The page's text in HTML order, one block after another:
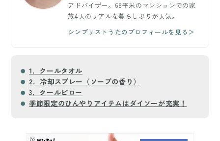
アドバイザー。68平米のマンションでの家
族4人のリアルな暮らしぶりが人気。
シンプリストうたのプロフィールを見る＞
1．クールタオル
2．冷却スプレー（ソープの香り）
3．クールピロー
季節限定のひんやりアイテムはダイソーが充実！